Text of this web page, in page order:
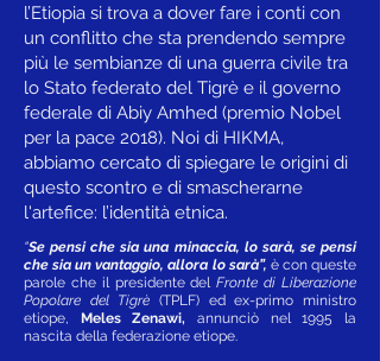
l’Etiopia si trova a dover fare i conti con
un conflitto che sta prendendo sempre
più le sembianze di una guerra civile tra
lo Stato federato del Tigrè e il governo
federale di Abiy Amhed (premio Nobel
per la pace 2018). Noi di HIKMA,
abbiamo cercato di spiegare le origini di
questo scontro e di smascherarne
l'artefice: l’identità etnica.
“Se pensi che sia una minaccia, lo sarà, se pensi
che sia un vantaggio, allora lo sarà”, è con queste
parole che il presidente delFronte di Liberazione
Popolare del Tigrè (TPLF) ed ex-primo ministro
etiope, Meles Zenawi, annunciò nel 1995 la
nascita della federazione etiope.